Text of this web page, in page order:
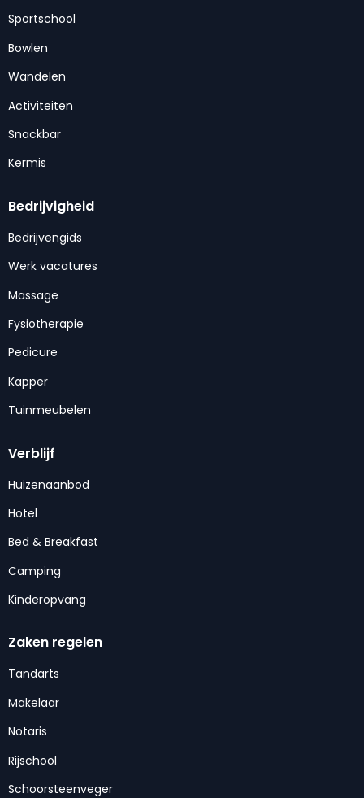
Sportschool
Bowlen
Wandelen
Activiteiten
Snackbar
Kermis
Bedrijvigheid
Bedrijvengids
Werk vacatures
Massage
Fysiotherapie
Pedicure
Kapper
Tuinmeubelen
Verblijf
Huizenaanbod
Hotel
Bed & Breakfast
Camping
Kinderopvang
Zaken regelen
Tandarts
Makelaar
Notaris
Rijschool
Schoorsteenveger